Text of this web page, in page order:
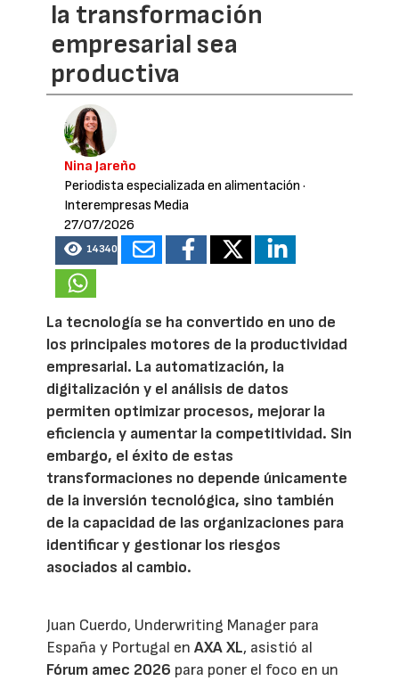
la transformación
empresarial sea
productiva
Nina Jareño
Periodista especializada en alimentación ·
Interempresas Media
27/07/2026
14340
La tecnología se ha convertido en uno de
los principales motores de la productividad
empresarial. La automatización, la
digitalización y el análisis de datos
permiten optimizar procesos, mejorar la
eficiencia y aumentar la competitividad. Sin
embargo, el éxito de estas
transformaciones no depende únicamente
de la inversión tecnológica, sino también
de la capacidad de las organizaciones para
identificar y gestionar los riesgos
asociados al cambio.
Juan Cuerdo, Underwriting Manager para
España y Portugal enAXA XL, asistió al
Fórum amec 2026 para poner el foco en un